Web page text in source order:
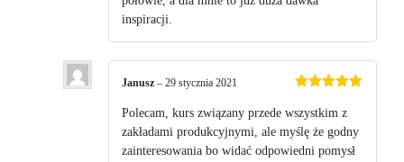
inspiracji.
na 5
Janusz – 29 stycznia 2021
Polecam, kurs związany przede wszystkim z
zakładami produkcyjnymi, ale myślę że godny
zainteresowania bo widać odpowiedni pomysł